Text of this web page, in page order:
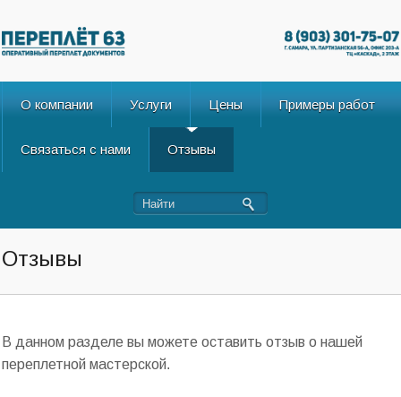
О компании Услуги Цены Примеры работ
Связаться с нами Отзывы
Отзывы
В данном разделе вы можете оставить отзыв о нашей
переплетной мастерской.